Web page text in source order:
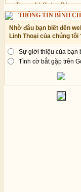
Trang nhà Quảng Đức
Báo Giác Ngộ
Vesak 2014
THÔNG TIN BÌNH
Nhờ đâu bạn biết đến
Linh Thoại của chúng tôi
Sự giới thiệu của bạn
Tình cờ bắt gặp trên